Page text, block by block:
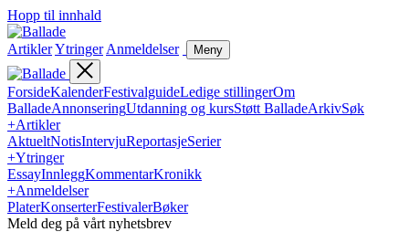
Hopp til innhald
ArtiklerYtringer Anmeldelser Meny
ForsideKalenderFestivalguideLedige stillingerOm
BalladeAnnonseringUtdanning og kursStøtt BalladeArkivSøk
+Artikler
AktueltNotisIntervjuReportasjeSerier
+Ytringer
EssayInnleggKommentarKronikk
+Anmeldelser
PlaterKonserterFestivalerBøker
Meld deg på vårt nyhetsbrev